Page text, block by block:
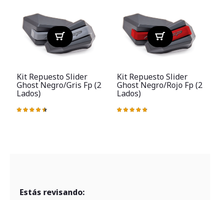
Kit Repuesto Slider
Ghost Negro/gris Fp (2
Lados)
Valoración:
Kit Repuesto Slider
Ghost Negro/rojo Fp (2
Lados)
Valoración:
Estás revisando: